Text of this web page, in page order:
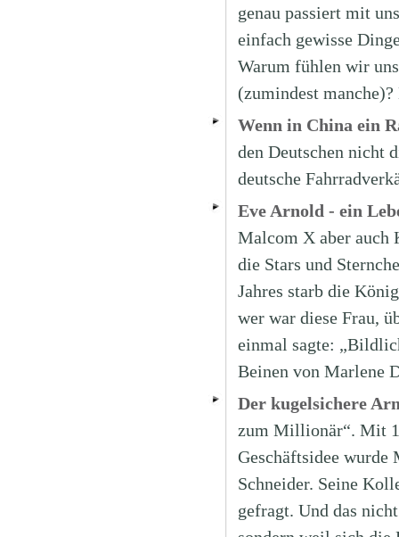
genau passiert mit
einfach gewisse
Warum fühlen wir
(zumindest
Wenn in China ein
den Deutschen nicht
deutsche
Eve Arnold - ein
Malcom X aber auch
die Stars und
Jahres starb die
wer war diese Frau,
einmal sagte:
Beinen von Marlene
Der kugelsichere
zum Millionär“. Mit
Geschäftsidee wurde
Schneider. Seine
gefragt. Und das